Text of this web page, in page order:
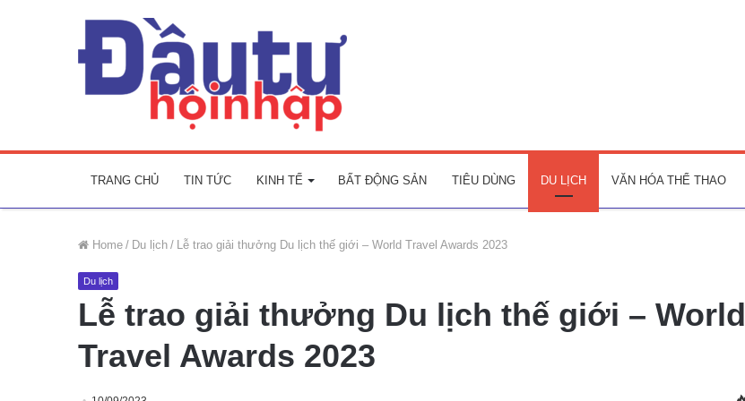
TRANG CHỦ TIN TỨC KINH TẾ BẤT ĐỘNG SẢN TIÊU DÙNG DU LỊCH VĂN HÓA THỂ THAO
Home / Du lịch / Lễ trao giải thưởng Du lịch thế giới – World Travel Awards 2023
Du lịch
Lễ trao giải thưởng Du lịch thế giới – World
Travel Awards 2023